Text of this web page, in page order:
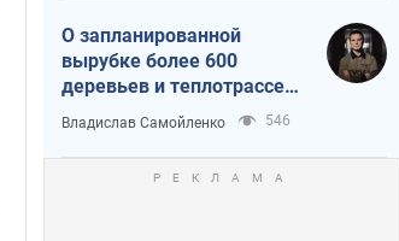
О запланированной
вырубке более 600
деревьев и теплотрассе:
что происходит на
Теремках в Киеве
Владислав Самойленко 546